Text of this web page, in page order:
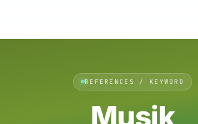
REFERENCES / KEYWORD
Musik